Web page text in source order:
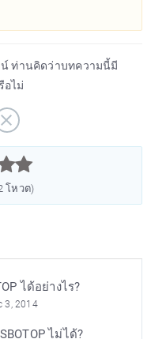
ท่านคิดว่าบทความนี้มี
อไม่
โหวต)
ได้อย่างไร?
3, 2014
ไม่ได้?